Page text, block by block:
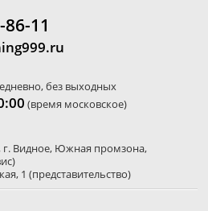
11
без выходных
(время московское)
г. Видное, Южная промзона,
1 (представительство)